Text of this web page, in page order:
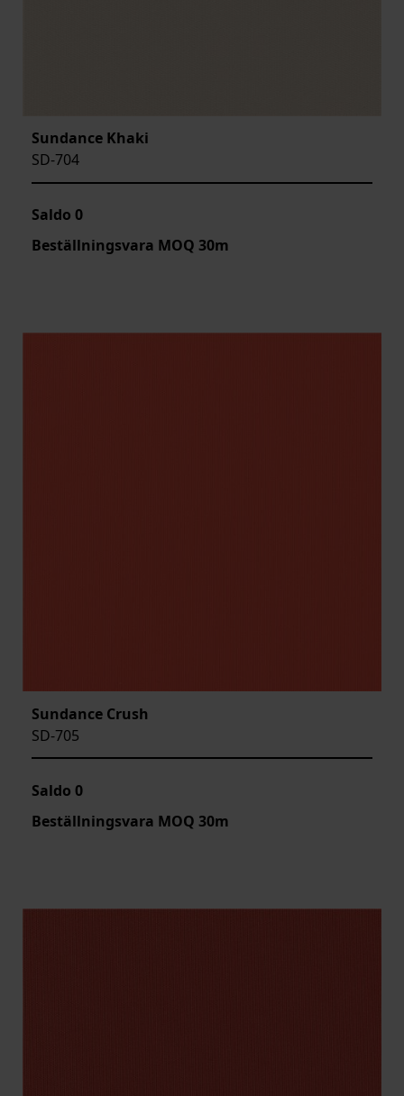
Sundance Khaki
SD-704
Saldo 0
Beställningsvara MOQ 30m
Sundance Crush
SD-705
Saldo 0
Beställningsvara MOQ 30m